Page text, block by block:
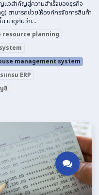
จสำคัญสู่ความสำเร็จของธุรกิจ
สามารถช่วยให้องค์กรจัดการสินค้า
มาดูกันว่าเ...
planning
management system
แกรม ERP
ชี